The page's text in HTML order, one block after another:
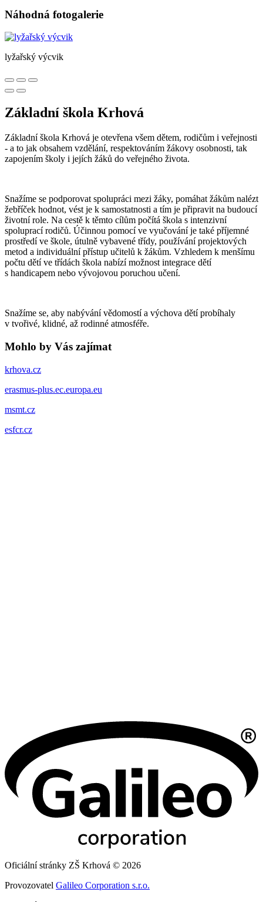
Náhodná fotogalerie
lyžařský výcvik
Základní škola Krhová
Základní škola Krhová je otevřena všem dětem, rodičům i veřejnosti
- a to jak obsahem vzdělání, respektováním žákovy osobnosti, tak
zapojením školy i jejích žáků do veřejného života.
Snažíme se podporovat spolupráci mezi žáky, pomáhat žákům nalézt
žebříček hodnot, vést je k samostatnosti a tím je připravit na budoucí
životní role. Na cestě k těmto cílům počítá škola s intenzivní
spoluprací rodičů. Účinnou pomocí ve vyučování je také příjemné
prostředí ve škole, útulně vybavené třídy, používání projektových
metod a individuální přístup učitelů k žákům. Vzhledem k menšímu
počtu dětí ve třídách škola nabízí možnost integrace dětí
s handicapem nebo vývojovou poruchou učení.
Snažíme se, aby nabývání vědomostí a výchova dětí probíhaly
v tvořivé, klidné, až rodinné atmosféře.
Mohlo by Vás zajímat
krhova.cz
erasmus-plus.ec.europa.eu
msmt.cz
esfcr.cz
Oficiální stránky ZŠ Krhová © 2026
Provozovatel Galileo Corporation s.r.o.